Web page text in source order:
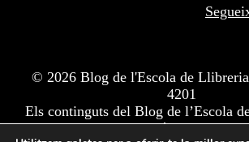
© 2026 Blog de l'Escola de
4201
Els continguts del Blog de l’Escola
Facultat d'Informació i Mitjans